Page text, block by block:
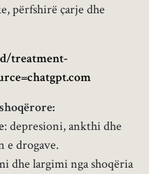
përfshirë çarje dhe
treatment-
: depresioni, ankthi dhe
e drogave.
dhe largimi nga shoqëria